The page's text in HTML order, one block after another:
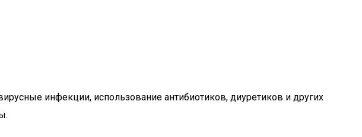
инфекции, использование антибиотиков, диуретиков и других